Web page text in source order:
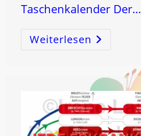
Taschenkalender Der…
Weiterlesen Die
VERKANNTE
SUPER-